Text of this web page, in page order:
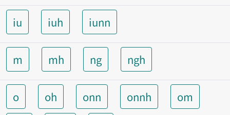
iu iuh iunn
m mh ng ngh
o oh onn onnh
om